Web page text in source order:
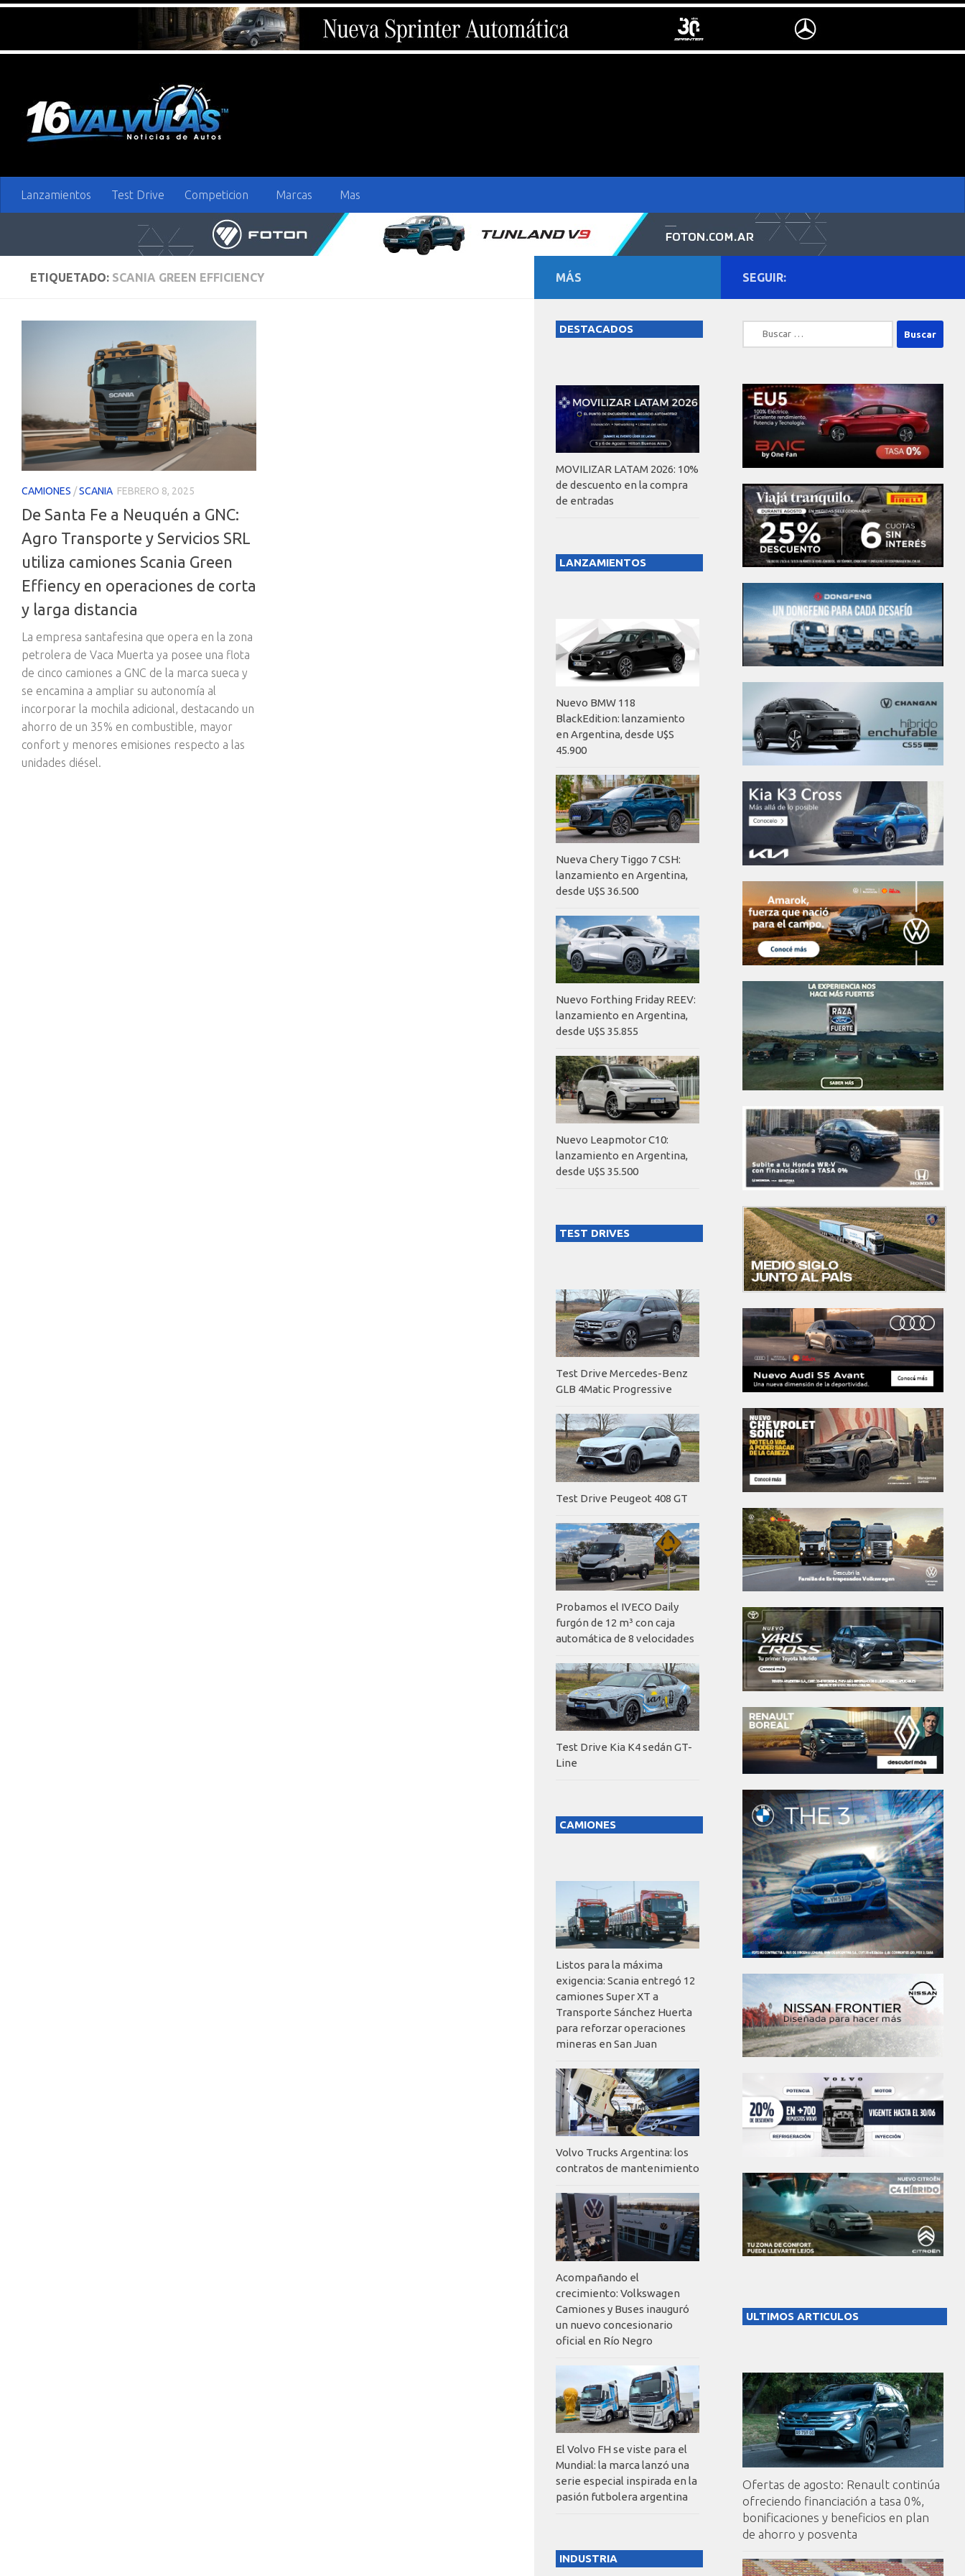
Lanzamientos Test Drive Competicion Marcas Mas
ETIQUETADO: SCANIA GREEN EFFICIENCY
CAMIONES /SCANIA FEBRERO 8, 2025
De Santa Fe a Neuquén a GNC:
Agro Transporte y Servicios SRL
utiliza camiones Scania Green
Effiency en operaciones de corta
y larga distancia
La empresa santafesina que opera en la zona
petrolera de Vaca Muerta ya posee una flota
de cinco camiones a GNC de la marca sueca y
se encamina a ampliar su autonomía al
incorporar la mochila adicional, destacando un
ahorro de un 35% en combustible, mayor
confort y menores emisiones respecto a las
unidades diésel.
SEGUIR:
Buscar:
ULTIMOS ARTICULOS
Ofertas de agosto: Renault continúa
ofreciendo financiación a tasa 0%,
bonificaciones y beneficios en plan
de ahorro y posventa
MÁS
DESTACADOS
MOVILIZAR LATAM 2026: 10%
de descuento en la compra
de entradas
LANZAMIENTOS
Nuevo BMW 118
BlackEdition: lanzamiento
en Argentina, desde U$S
45.900
Nueva Chery Tiggo 7 CSH:
lanzamiento en Argentina,
desde U$S 36.500
Nuevo Forthing Friday REEV:
lanzamiento en Argentina,
desde U$S 35.855
Nuevo Leapmotor C10:
lanzamiento en Argentina,
desde U$S 35.500
TEST DRIVES
Test Drive Mercedes-Benz
GLB 4Matic Progressive
Test Drive Peugeot 408 GT
Probamos el IVECO Daily
furgón de 12 m³ con caja
automática de 8 velocidades
Test Drive Kia K4 sedán GT-
Line
CAMIONES
Listos para la máxima
exigencia: Scania entregó 12
camiones Super XT a
Transporte Sánchez Huerta
para reforzar operaciones
mineras en San Juan
Volvo Trucks Argentina: los
contratos de mantenimiento
Acompañando el
crecimiento: Volkswagen
Camiones y Buses inauguró
un nuevo concesionario
oficial en Río Negro
El Volvo FH se viste para el
Mundial: la marca lanzó una
serie especial inspirada en la
pasión futbolera argentina
INDUSTRIA